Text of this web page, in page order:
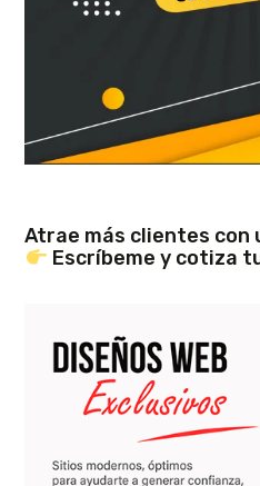
Atrae más clientes con
Escríbeme y cotiza